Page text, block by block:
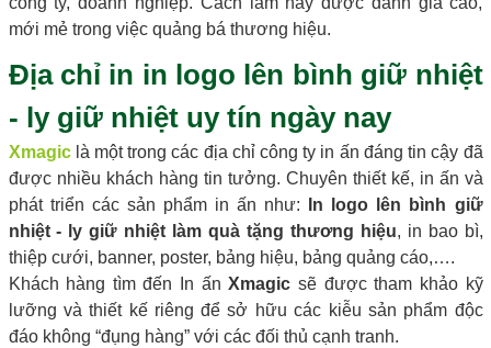
mới mẻ trong việc quảng bá thương hiệu.
Địa chỉ in in logo lên bình giữ nhiệt
- ly giữ nhiệt uy tín ngày nay
Xmagiclà một trong các địa chỉ công ty in ấn đáng tin cậy đã
được nhiều khách hàng tin tưởng. Chuyên thiết kế, in ấn và
phát triển các sản phẩm in ấn như:
In logo lên bình giữ
nhiệt - ly giữ nhiệt làm quà tặng thương hiệu, in bao bì,
thiệp cưới, banner, poster, bảng hiệu, bảng quảng cáo,….
Khách hàng tìm đến In ấnXmagic sẽ được tham khảo kỹ
lưỡng và thiết kế riêng để sở hữu các kiễu sản phẩm độc
đáo không “đụng hàng” với các đối thủ cạnh tranh.